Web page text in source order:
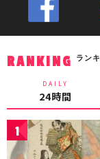
RANKING ラン
DAILY
24時間
1